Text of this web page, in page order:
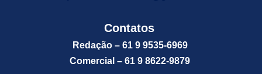
Contatos
Redação – 61 9 9535-6969
Comercial – 61 9 8622-9879